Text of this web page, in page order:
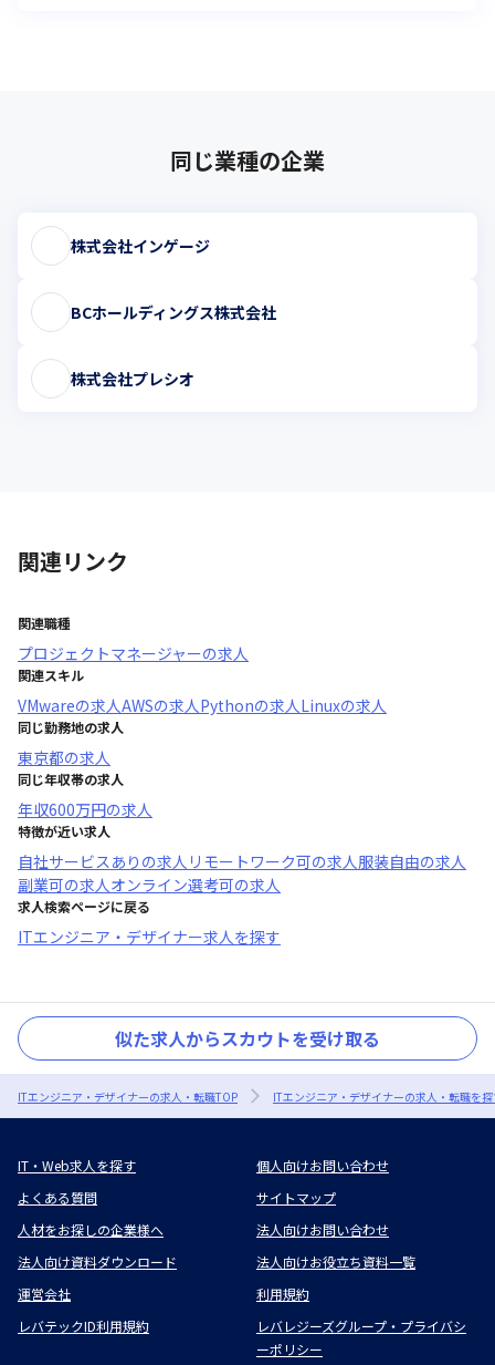
同じ業種の企業
株式会社インゲージ
BCホールディングス株式会社
株式会社プレシオ
関連リンク
関連職種
プロジェクトマネージャーの求人
関連スキル
VMwareの求人AWSの求人Pythonの求人Linuxの求人
同じ勤務地の求人
東京都の求人
同じ年収帯の求人
年収600万円の求人
特徴が近い求人
自社サービスあり の求人 リモートワーク可の求人服装自由の求人
副業可の求人オンライン選考可の求人
求人検索ページに戻る
ITエンジニア・デザイナー求人を探す
似た求人からスカウトを受け取る
ITエンジニア・デザイナーの求人・転職TOP ITエンジニア・デザイナーの求人・転職を
IT・Web求人を探す
個人向けお問い合わせ
よくある質問
サイトマップ
人材をお探しの企業様へ
法人向けお問い合わせ
法人向け資料ダウンロード
法人向けお役立ち資料一覧
運営会社
利用規約
レバテックID利用規約
レバレジーズグループ・プライバシ
ーポリシー